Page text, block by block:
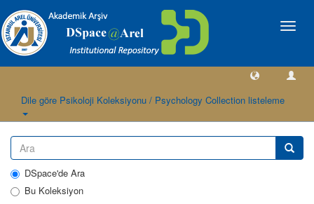
Geçiş
Dile göre Psikoloji Koleksiyonu / Psychology Collection listeleme
DSpace'de Ara
Bu Koleksiyon